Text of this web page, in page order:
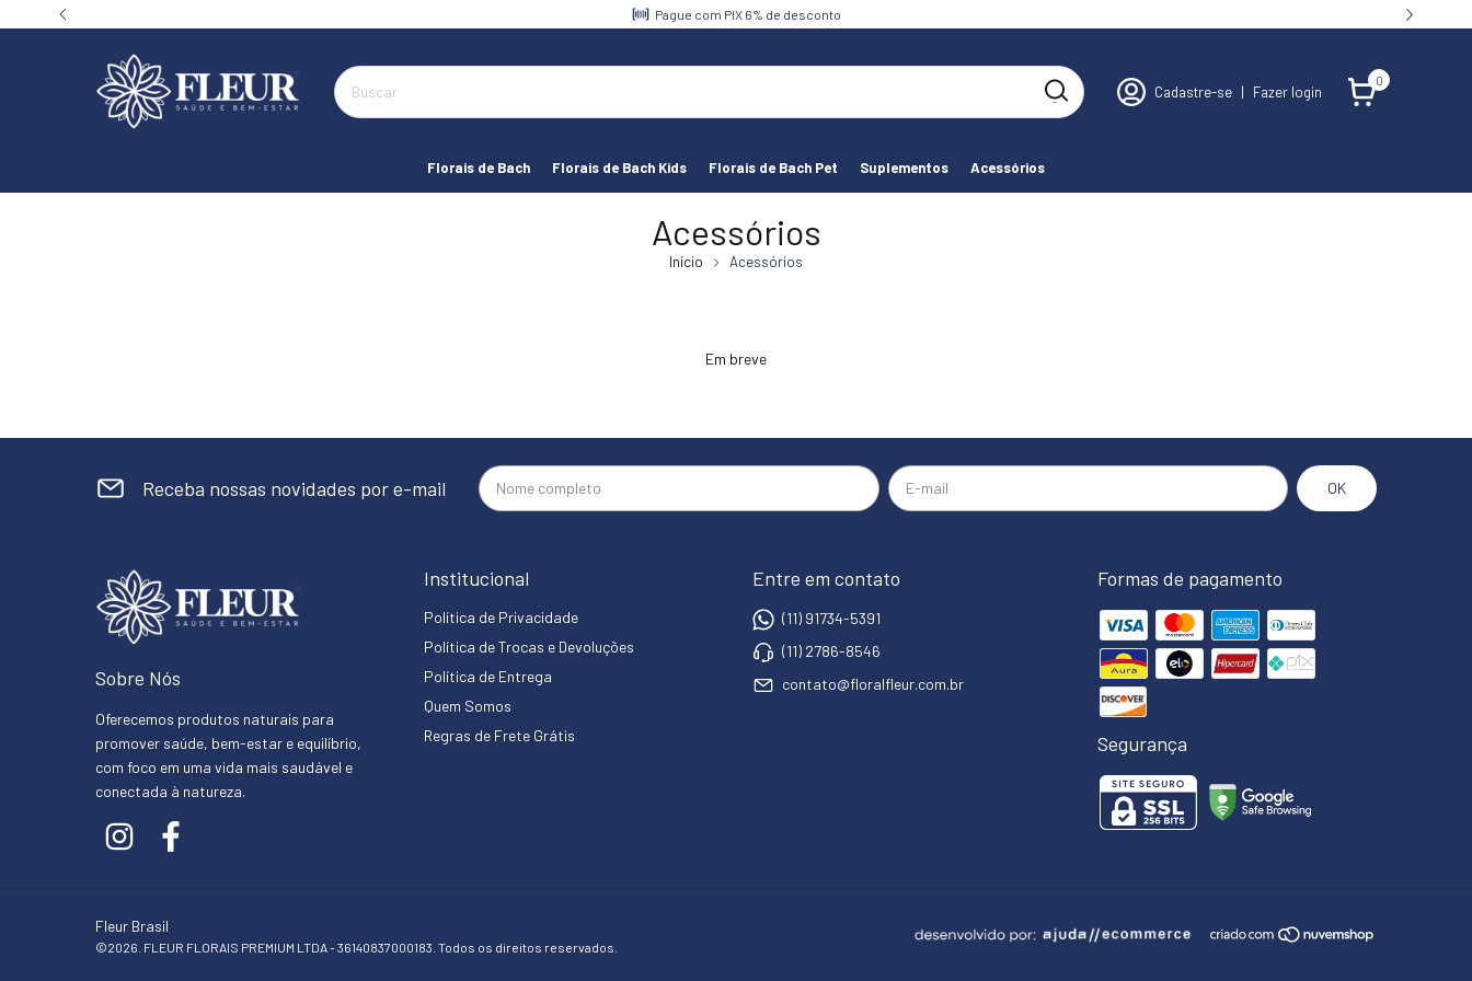
Pague com PIX 6% de desconto
Cadastre-se | Fazer login
0
Florais de Bach Florais de Bach Kids Florais de Bach Pet Suplementos Acessórios
Acessórios
Início Acessórios
Em breve
Receba nossas novidades por e-mail
Sobre Nós
Oferecemos produtos naturais para
promover saúde, bem-estar e equilíbrio,
com foco em uma vida mais saudável e
conectada à natureza.
Institucional
Política de Privacidade
Política de Trocas e Devoluções
Política de Entrega
Quem Somos
Regras de Frete Grátis
Entre em contato
(11) 91734-5391
(11) 2786-8546
contato@floralfleur.com.br
Formas de pagamento
Segurança
Fleur Brasil
©2026. FLEUR FLORAIS PREMIUM LTDA - 36140837000183. Todos os direitos reservados.